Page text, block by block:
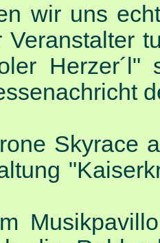
wir uns
Veranstalter
Herzer´l"
Skyrace